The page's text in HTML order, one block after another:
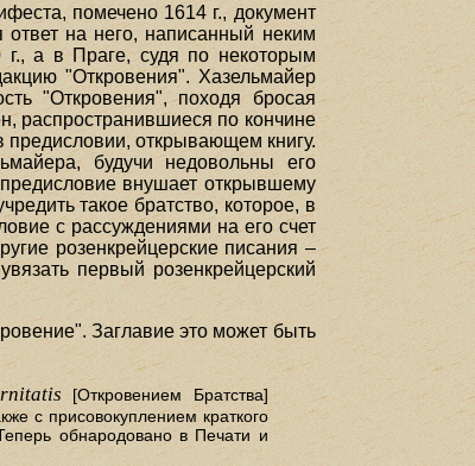
помечено 1614 г., документ
на него, написанный неким
а в Праге, судя по некоторым
"Откровения". Хазельмайер
"Откровения", походя бросая
распространившиеся по кончине
открывающем книгу.
будучи недовольны его
внушает открывшему
такое братство, которое, в
с рассуждениями на его счет
розенкрейцерские писания –
первый розенкрейцерский
Заглавие это может быть
[Откровением Братства]
с присовокуплением краткого
обнародовано в Печати и